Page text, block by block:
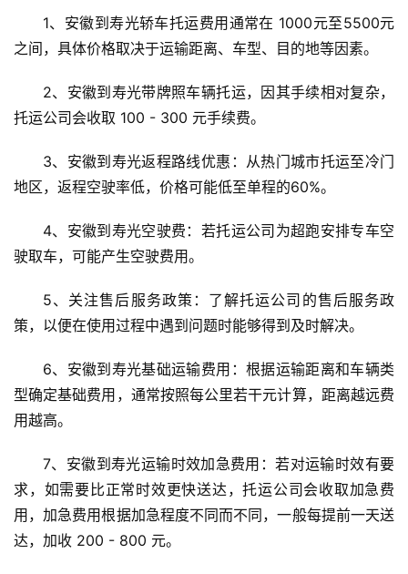
1、安徽到寿光轿车托运费用通常在 1000元至5500元
之间，具体价格取决于运输距离、车型、目的地等因素。
2、安徽到寿光带牌照车辆托运，因其手续相对复杂，
托运公司会收取 100 - 300 元手续费。
3、安徽到寿光返程路线优惠：从热门城市托运至冷门
地区，返程空驶率低，价格可能低至单程的60%。
4、安徽到寿光空驶费：若托运公司为超跑安排专车空
驶取车，可能产生空驶费用。
5、关注售后服务政策：了解托运公司的售后服务政
策，以便在使用过程中遇到问题时能够得到及时解决。
6、安徽到寿光基础运输费用：根据运输距离和车辆类
型确定基础费用，通常按照每公里若干元计算，距离越远费
用越高。
7、安徽到寿光运输时效加急费用：若对运输时效有要
求，如需要比正常时效更快送达，托运公司会收取加急费
用，加急费用根据加急程度不同而不同，一般每提前一天送
达，加收 200 - 800 元。